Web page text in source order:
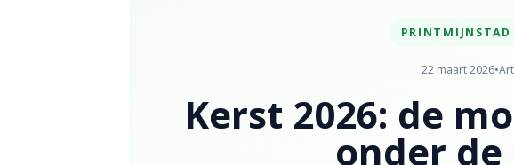
PRINTMIJNSTAD
22 maart 2026•
Kerst 2026: de
onder de